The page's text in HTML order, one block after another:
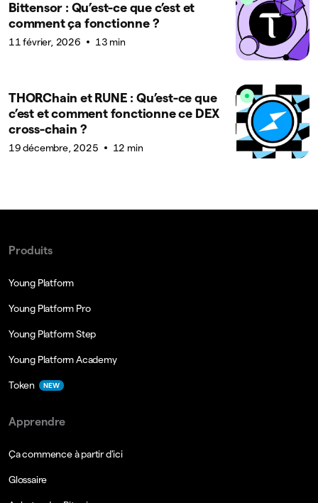
Bittensor : Qu’est-ce que c’est et
comment ça fonctionne ?
11 février, 2026 13 min
THORChain et RUNE : Qu’est-ce que
c’est et comment fonctionne ce DEX
cross-chain ?
19 décembre, 2025 12 min
Produits
Young Platform
Young Platform Pro
Young Platform Step
Young Platform Academy
Token NEW
Apprendre
Ça commence à partir d'ici
Glossaire